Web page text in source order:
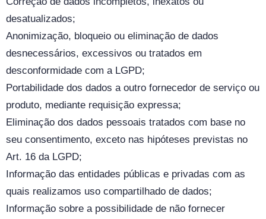
desatualizados;
Anonimização, bloqueio ou eliminação de dados
desnecessários, excessivos ou tratados em
desconformidade com a LGPD;
Portabilidade dos dados a outro fornecedor de serviço ou
produto, mediante requisição expressa;
Eliminação dos dados pessoais tratados com base no
seu consentimento, exceto nas hipóteses previstas no
Art. 16 da LGPD;
Informação das entidades públicas e privadas com as
quais realizamos uso compartilhado de dados;
Informação sobre a possibilidade de não fornecer